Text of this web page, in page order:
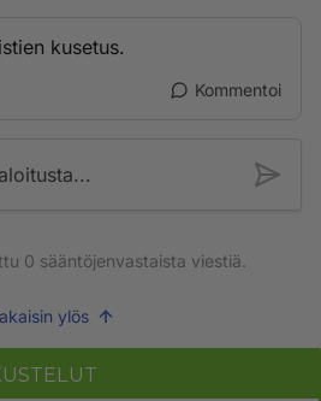
kusetus.
Kommentoi
0 sääntöjenvastaista viestiä.
ylös